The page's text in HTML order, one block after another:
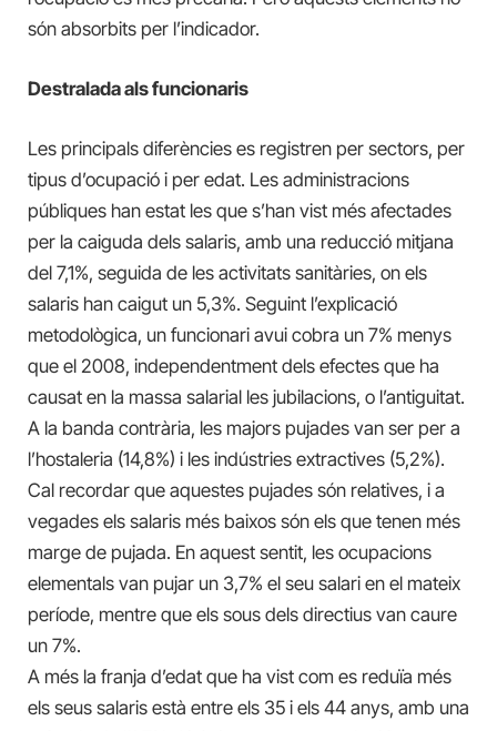
són absorbits per l’indicador.
Destralada als funcionaris
Les principals diferències es registren per sectors, per
tipus d’ocupació i per edat. Les administracions
públiques han estat les que s’han vist més afectades
per la caiguda dels salaris, amb una reducció mitjana
del 7,1%, seguida de les activitats sanitàries, on els
salaris han caigut un 5,3%. Seguint l’explicació
metodològica, un funcionari avui cobra un 7% menys
que el 2008, independentment dels efectes que ha
causat en la massa salarial les jubilacions, o l’antiguitat.
A la banda contrària, les majors pujades van ser per a
l’hostaleria (14,8%) i les indústries extractives (5,2%).
Cal recordar que aquestes pujades són relatives, i a
vegades els salaris més baixos són els que tenen més
marge de pujada. En aquest sentit, les ocupacions
elementals van pujar un 3,7% el seu salari en el mateix
període, mentre que els sous dels directius van caure
un 7%.
A més la franja d’edat que ha vist com es reduïa més
els seus salaris està entre els 35 i els 44 anys, amb una